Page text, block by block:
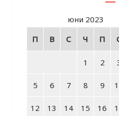
юни 2023
П
В С Ч П
1 2
5 6 7 8 9
12 13 14 15 16